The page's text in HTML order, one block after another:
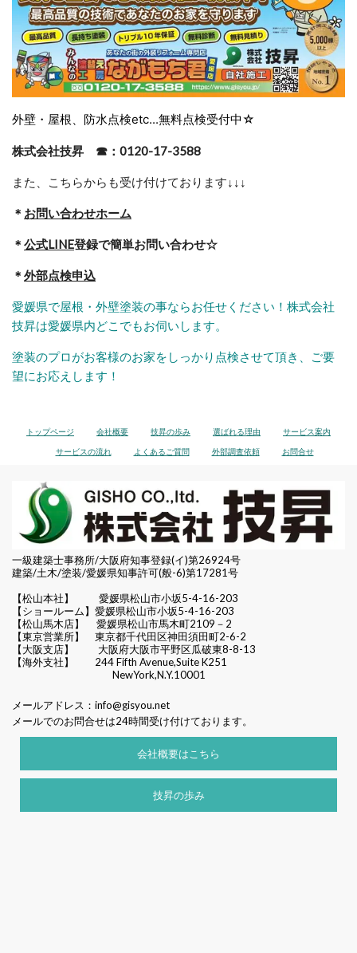
外壁・屋根、防水点検etc...無料点検受付中☆
株式会社技昇 ☎：0120-17-3588
また、こちらからも受け付けております↓↓↓
＊ お問い合わせホーム
＊ 公式LINE登録で簡単お問い合わせ☆
＊ 外部点検申込
愛媛県で屋根・外壁塗装の事ならお任せください！株式会社
技昇は愛媛県内どこでもお伺いします。
塗装のプロがお客様のお家をしっかり点検させて頂き、ご要
望にお応えします！
トップページ 会社概要 技昇の歩み 選ばれる理由 サービス案内
サービスの流れ よくあるご質問 外部調査依頼 お問合せ
一級建築士事務所/大阪府知事登録(イ)第26924号
建築/土木/塗装/愛媛県知事許可(般-6)第17281号
【松山本社】
愛媛県松山市小坂5-4-16-203
【ショールーム】愛媛県松山市小坂5-4-16-203
【松山馬木店】 愛媛県松山市馬木町2109－2
【東京営業所】 東京都千代田区神田須田町2-6-2
【大阪支店】 大阪府大阪市平野区瓜破東8-8-13
【海外支社】 244 Fifth Avenue,Suite K251
NewYork,N.Y.10001
メールアドレス： info@gisyou.net
メールでのお問合せは24時間受け付けております。
会社概要はこちら
技昇の歩み